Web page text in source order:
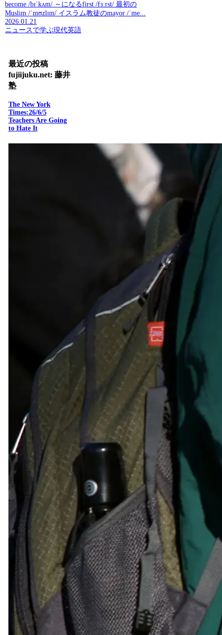
become /bɪˈkʌm/ ～になるfirst /fɜːrst/ 最初の
Muslim /ˈmʊzlɪm/ イスラム教徒のmayor /ˈme...
2026.01.21
ニュースで学ぶ現代英語
最近の投稿
fujiijuku.net: 藤井
塾
The New York
Times:26/6/5
Teachers Are Going
to Hate It